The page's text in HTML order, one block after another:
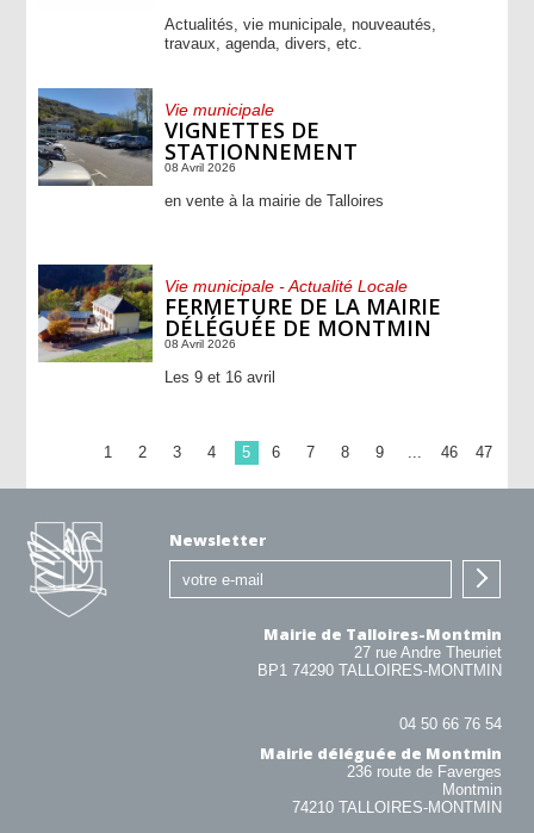
Actualités, vie municipale, nouveautés,
travaux, agenda, divers, etc.
Vie municipale
VIGNETTES DE
STATIONNEMENT
08 Avril 2026
en vente à la mairie de Talloires
Vie municipale - Actualité Locale
FERMETURE DE LA MAIRIE
DÉLÉGUÉE DE MONTMIN
08 Avril 2026
Les 9 et 16 avril
1 2 3 4 5 6 7 8 9 ... 46 47
Newsletter
Mairie de Talloires-Montmin
27 rue Andre Theuriet
BP1 74290 TALLOIRES-MONTMIN
04 50 66 76 54
Mairie déléguée de Montmin
236 route de Faverges
Montmin
74210 TALLOIRES-MONTMIN